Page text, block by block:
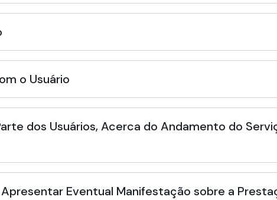
o Usuário
dos Usuários, Acerca do Andamento do
Eventual Manifestação sobre a